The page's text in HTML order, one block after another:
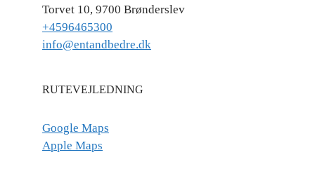
Torvet 10, 9700 Brønderslev
+4596465300
info@entandbedre.dk
RUTEVEJLEDNING
Google Maps
Apple Maps